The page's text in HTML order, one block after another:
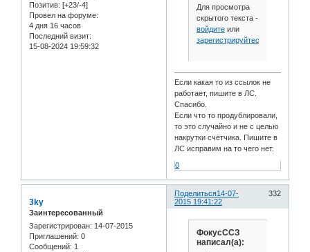
Позитив: [+23/-4]
Провел на форуме:
4 дня 16 часов
Последний визит:
15-08-2024 19:59:32
Для просмотра
скрытого текста -
войдитеили
зарегистрируйтесь
Если какая то из ссылок не
работает, пишите в ЛС.
Спасибо.
Если что то продублировали,
то это случайно и не с целью
накрутки счётчика. Пишите в
ЛС исправим на то чего нет.
0
Поделиться 332
14-07-
2015 19:41:22
3ky
Заинтересованный
Зарегистрирован: 14-07-2015
Приглашений: 0
Сообщений: 1
ФокусССЗ
написал(а):